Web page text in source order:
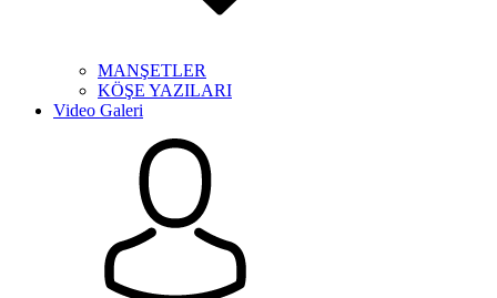
MANŞETLER
KÖŞE YAZILARI
Video Galeri